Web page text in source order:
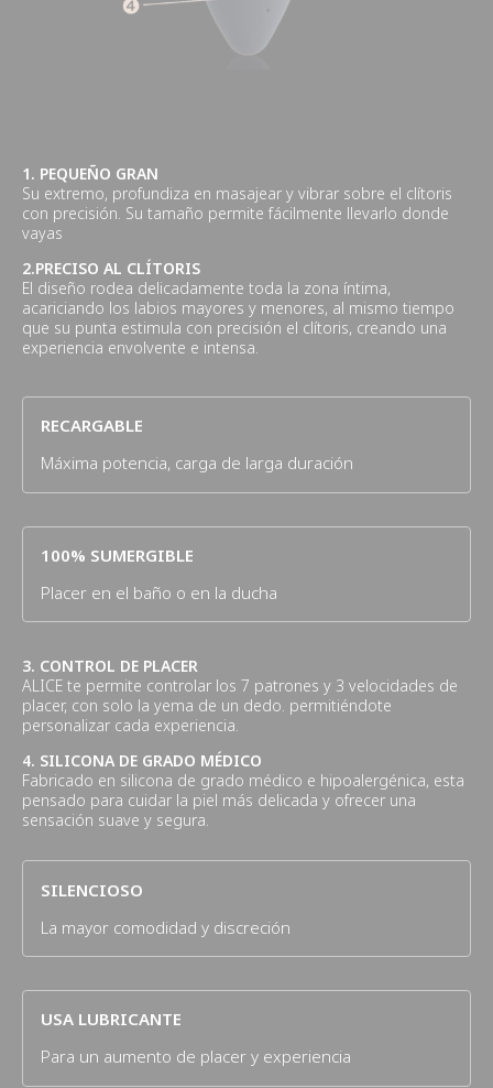
1. PEQUEÑO GRAN
Su extremo, profundiza en masajear y vibrar sobre el clítoris
con precisión. Su tamaño permite fácilmente llevarlo donde
vayas
2.PRECISO AL CLÍTORIS
El diseño rodea delicadamente toda la zona íntima,
acariciando los labios mayores y menores, al mismo tiempo
que su punta estimula con precisión el clítoris, creando una
experiencia envolvente e intensa.
RECARGABLE
Máxima potencia, carga de larga duración
100% SUMERGIBLE
Placer en el baño o en la ducha
3. CONTROL DE PLACER
ALICE te permite controlar los 7 patrones y 3 velocidades de
placer, con solo la yema de un dedo. permitiéndote
personalizar cada experiencia.
4. SILICONA DE GRADO MÉDICO
Fabricado en silicona de grado médico e hipoalergénica, esta
pensado para cuidar la piel más delicada y ofrecer una
sensación suave y segura.
SILENCIOSO
La mayor comodidad y discreción
USA LUBRICANTE
Para un aumento de placer y experiencia